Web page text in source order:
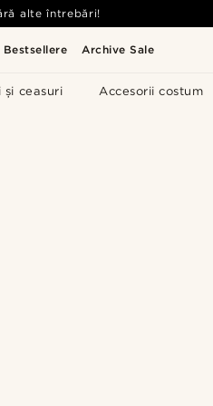
Bestsellere Archive Sale
și ceasuri Accesorii costum
alte întrebări!